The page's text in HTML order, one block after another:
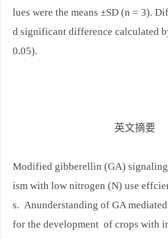
lues were the means ±SD (n = 3).
d significant difference calculated
0.05).
英文摘要
Modified gibberellin (GA)
ism with low nitrogen (N) use
s. Anunderstanding of GA
for the development of crops with